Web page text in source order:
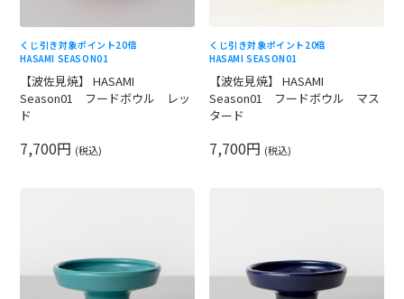
くじ引き対象ポイント20倍
HASAMI SEASON01
【波佐見焼】 HASAMI
Season01 フードボウル レッ
ド
7,700円 (税込)
くじ引き対象ポイント20倍
HASAMI SEASON01
【波佐見焼】 HASAMI
Season01 フードボウル マス
タード
7,700円 (税込)